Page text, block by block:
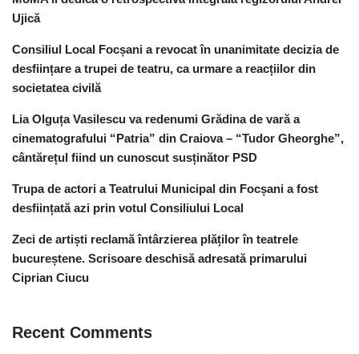
Ujică
Consiliul Local Focșani a revocat în unanimitate decizia de
desființare a trupei de teatru, ca urmare a reacțiilor din
societatea civilă
Lia Olguța Vasilescu va redenumi Grădina de vară a
cinematografului “Patria” din Craiova – “Tudor Gheorghe”,
cântărețul fiind un cunoscut susținător PSD
Trupa de actori a Teatrului Municipal din Focșani a fost
desființată azi prin votul Consiliului Local
Zeci de artiști reclamă întârzierea plăților în teatrele
bucureștene. Scrisoare deschisă adresată primarului
Ciprian Ciucu
Recent Comments